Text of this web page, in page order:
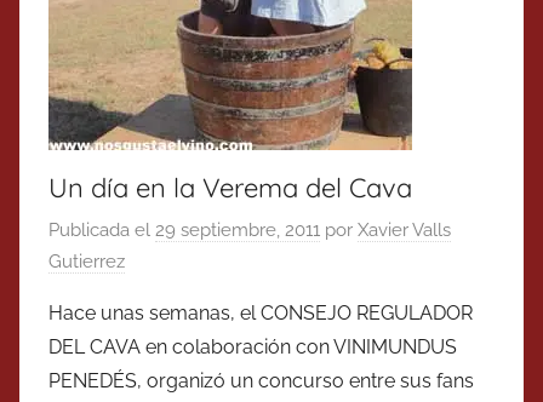
Un día en la Verema del Cava
Publicada el 29 septiembre, 2011 por Xavier Valls
Gutierrez
Hace unas semanas, el CONSEJO REGULADOR
DEL CAVA en colaboración con VINIMUNDUS
PENEDÉS, organizó un concurso entre sus fans